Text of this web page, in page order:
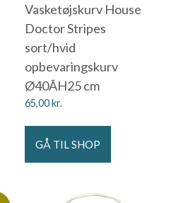
Vasketøjskurv House
Doctor Stripes
sort/hvid
opbevaringskurv
Ø40ÃH25 cm
65,00kr.
GÅ TIL SHOP